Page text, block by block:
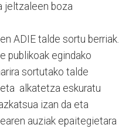
jeltzaleen boza
ADIE talde sortu berriak.
publikoak egindako
sortutako talde
alkatetza eskuratu
izan da eta
auziak epaitegietara